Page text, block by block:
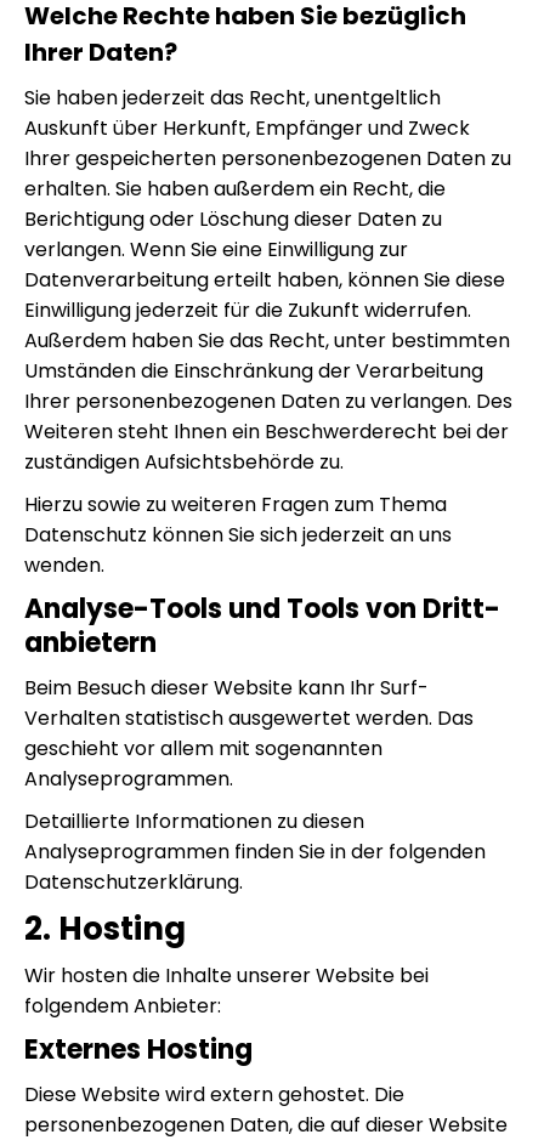
Welche Rechte haben Sie bezüglich
Ihrer Daten?
Sie haben jederzeit das Recht, unentgeltlich
Auskunft über Herkunft, Empfänger und Zweck
Ihrer gespeicherten personenbezogenen Daten zu
erhalten. Sie haben außerdem ein Recht, die
Berichtigung oder Löschung dieser Daten zu
verlangen. Wenn Sie eine Einwilligung zur
Datenverarbeitung erteilt haben, können Sie diese
Einwilligung jederzeit für die Zukunft widerrufen.
Außerdem haben Sie das Recht, unter bestimmten
Umständen die Einschränkung der Verarbeitung
Ihrer personenbezogenen Daten zu verlangen. Des
Weiteren steht Ihnen ein Beschwerderecht bei der
zuständigen Aufsichtsbehörde zu.
Hierzu sowie zu weiteren Fragen zum Thema
Datenschutz können Sie sich jederzeit an uns
wenden.
Analyse-Tools und Tools von Dritt­
anbietern
Beim Besuch dieser Website kann Ihr Surf-
Verhalten statistisch ausgewertet werden. Das
geschieht vor allem mit sogenannten
Analyseprogrammen.
Detaillierte Informationen zu diesen
Analyseprogrammen finden Sie in der folgenden
Datenschutzerklärung.
2. Hosting
Wir hosten die Inhalte unserer Website bei
folgendem Anbieter:
Externes Hosting
Diese Website wird extern gehostet. Die
personenbezogenen Daten, die auf dieser Website